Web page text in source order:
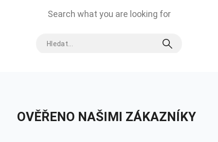
Search what you are looking for
OVĚŘENO NAŠIMI ZÁKAZNÍKY